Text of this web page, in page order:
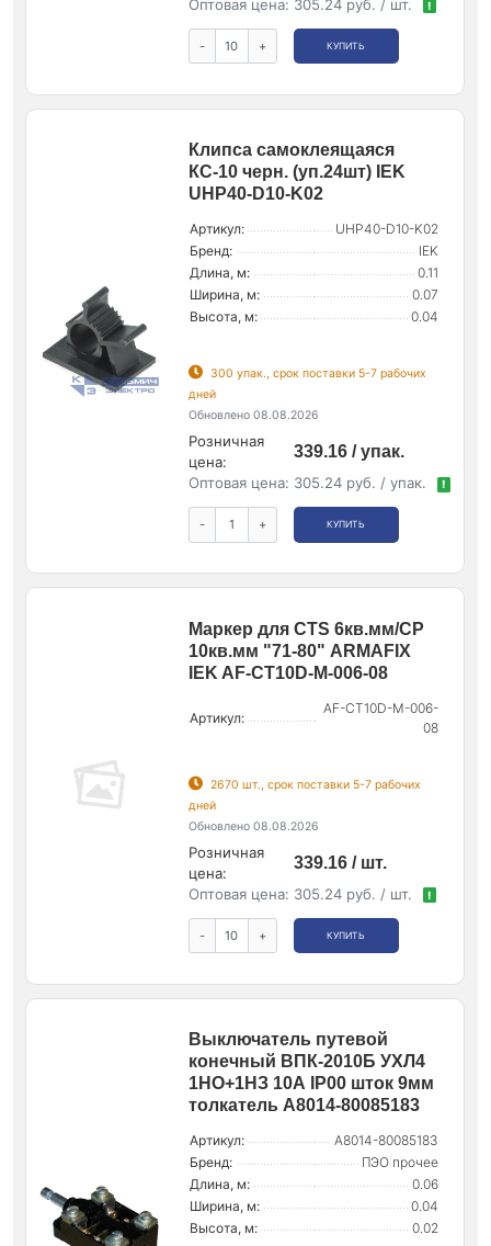
Оптовая цена: 305.24 руб. / шт. !
- + КУПИТЬ
Клипса самоклеящаяся
КС-10 черн. (уп.24шт) IEK
UHP40-D10-K02
Артикул:
UHP40-D10-K02
Бренд:
IEK
Длина, м:
0.11
Ширина, м:
0.07
Высота, м:
0.04
300 упак., срок поставки 5-7 рабочих
дней
Обновлено 08.08.2026
Розничная
цена:
339.16 / упак.
Оптовая цена: 305.24 руб. / упак. !
- + КУПИТЬ
Маркер для CTS 6кв.мм/CP
10кв.мм "71-80" ARMAFIX
IEK AF-CT10D-M-006-08
Артикул:
AF-CT10D-M-006-
08
2670 шт., срок поставки 5-7 рабочих
дней
Обновлено 08.08.2026
Розничная
цена:
339.16 / шт.
Оптовая цена: 305.24 руб. / шт. !
- + КУПИТЬ
Выключатель путевой
конечный ВПК-2010Б УХЛ4
1НО+1НЗ 10А IP00 шток 9мм
толкатель A8014-80085183
Артикул:
A8014-80085183
Бренд:
ПЭО прочее
Длина, м:
0.06
Ширина, м:
0.04
Высота, м:
0.02